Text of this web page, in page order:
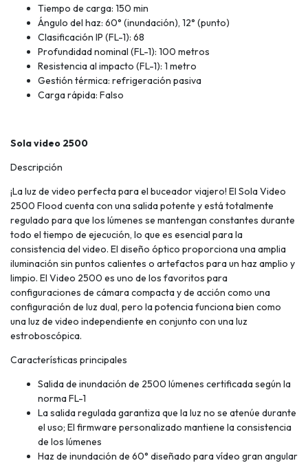
Tiempo de carga: 150 min
Ángulo del haz: 60° (inundación), 12° (punto)
Clasificación IP (FL-1): 68
Profundidad nominal (FL-1): 100 metros
Resistencia al impacto (FL-1): 1 metro
Gestión térmica: refrigeración pasiva
Carga rápida: Falso
Sola video 2500
Descripción
¡La luz de video perfecta para el buceador viajero! El Sola Video
2500 Flood cuenta con una salida potente y está totalmente
regulado para que los lúmenes se mantengan constantes durante
todo el tiempo de ejecución, lo que es esencial para la
consistencia del video. El diseño óptico proporciona una amplia
iluminación sin puntos calientes o artefactos para un haz amplio y
limpio. El Video 2500 es uno de los favoritos para
configuraciones de cámara compacta y de acción como una
configuración de luz dual, pero la potencia funciona bien como
una luz de video independiente en conjunto con una luz
estroboscópica.
Características principales
Salida de inundación de 2500 lúmenes certificada según la
norma FL-1
La salida regulada garantiza que la luz no se atenúe durante
el uso; El firmware personalizado mantiene la consistencia
de los lúmenes
Haz de inundación de 60° diseñado para vídeo gran angular